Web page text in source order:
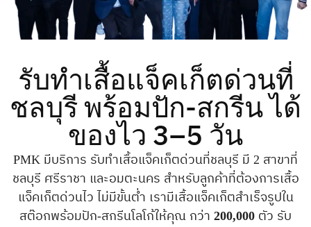
รับทำเสื้อแจ็คเก็ตด่วนที่
ชลบุรี พร้อมปัก-สกรีน ได้
ของไว 3–5 วัน
PMK มีบริการ รับทำเสื้อแจ็คเก็ตด่วนที่ชลบุรี มี 2 สาขาที่
ชลบุรี ศรีราชา และอมตะนคร สำหรับลูกค้าที่ต้องการเสื้อ
แจ็คเก็ตด่วนไว ไม่มีขั้นต่ำ เรามีเสื้อแจ็คเก็ตสำเร็จรูปใน
สต๊อกพร้อมปัก-สกรีนโลโก้ให้คุณ กว่า 200,000 ตัว รับ